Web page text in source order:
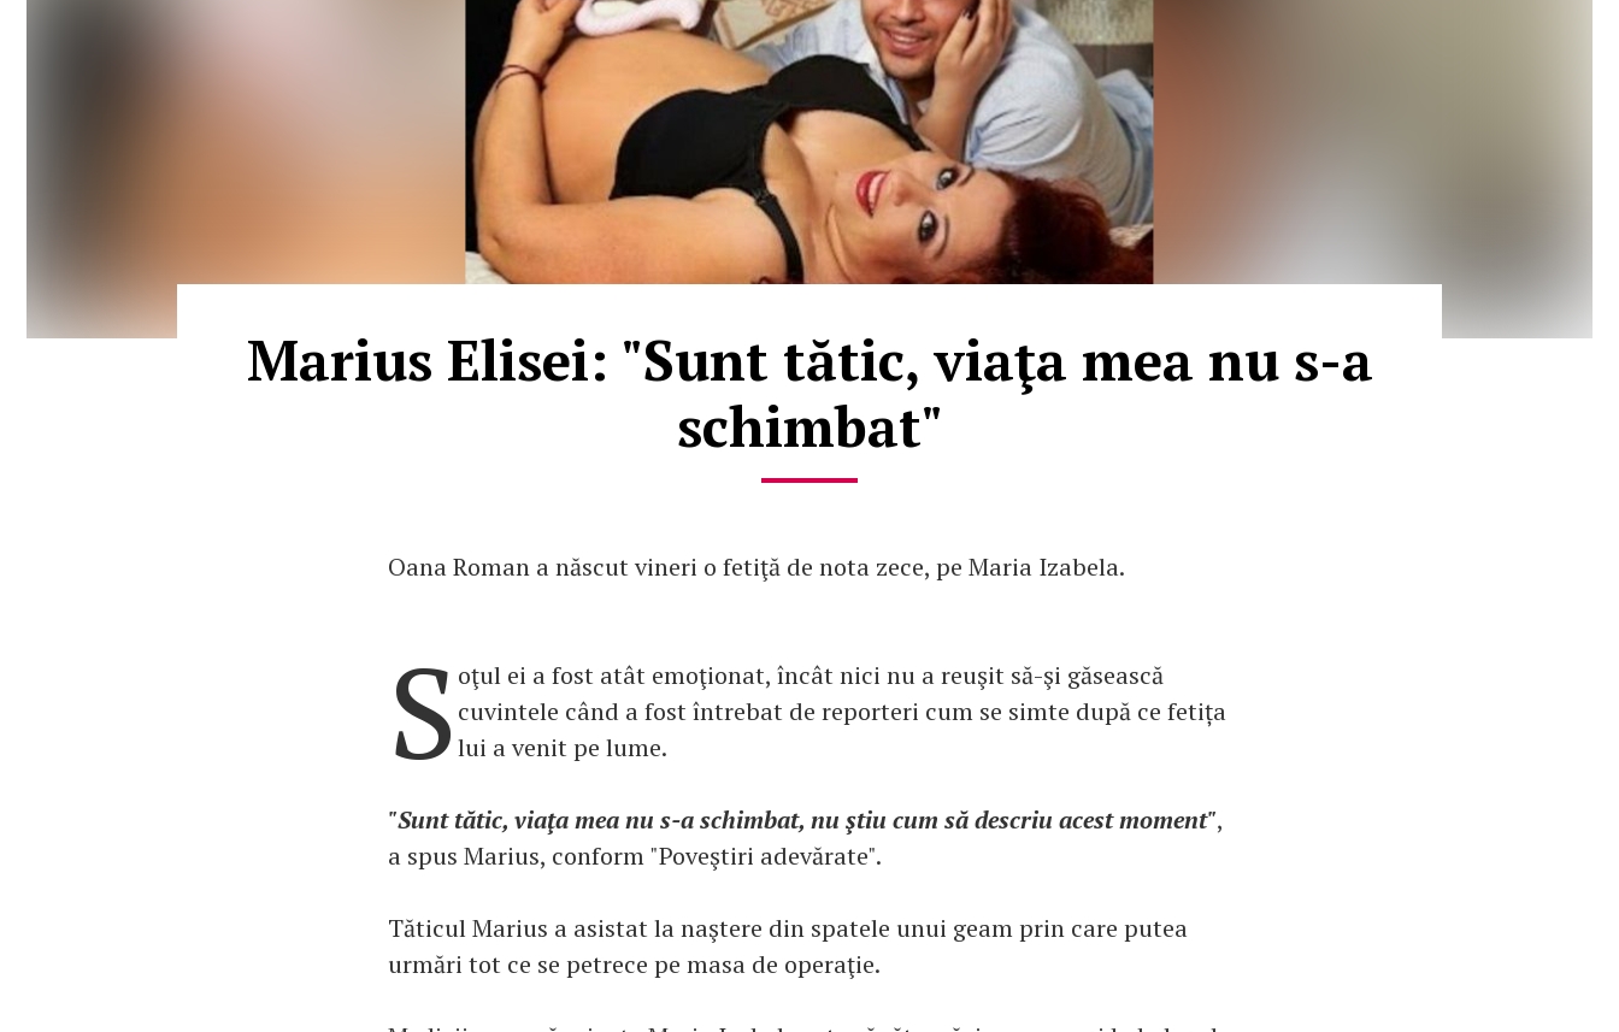
Marius Elisei: "Sunt tătic, viaţa mea nu s-a
schimbat"
Oana Roman a născut vineri o fetiţă de nota zece, pe Maria Izabela.
S oţul ei a fost atât emoţionat, încât nici nu a reuşit să-şi găsească
cuvintele când a fost întrebat de reporteri cum se simte după ce fetița
lui a venit pe lume.
"Sunt tătic, viaţa mea nu s-a schimbat, nu ştiu cum să descriu acest moment",
a spus Marius, conform "Poveştiri adevărate".
Tăticul Marius a asistat la naştere din spatele unui geam prin care putea
urmări tot ce se petrece pe masa de operaţie.